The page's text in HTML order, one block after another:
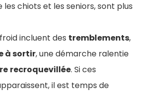
les chiots et les seniors, sont plus
incluent des tremblements,
à sortir, une démarche ralentie
recroquevillée. Si ces
il est temps de